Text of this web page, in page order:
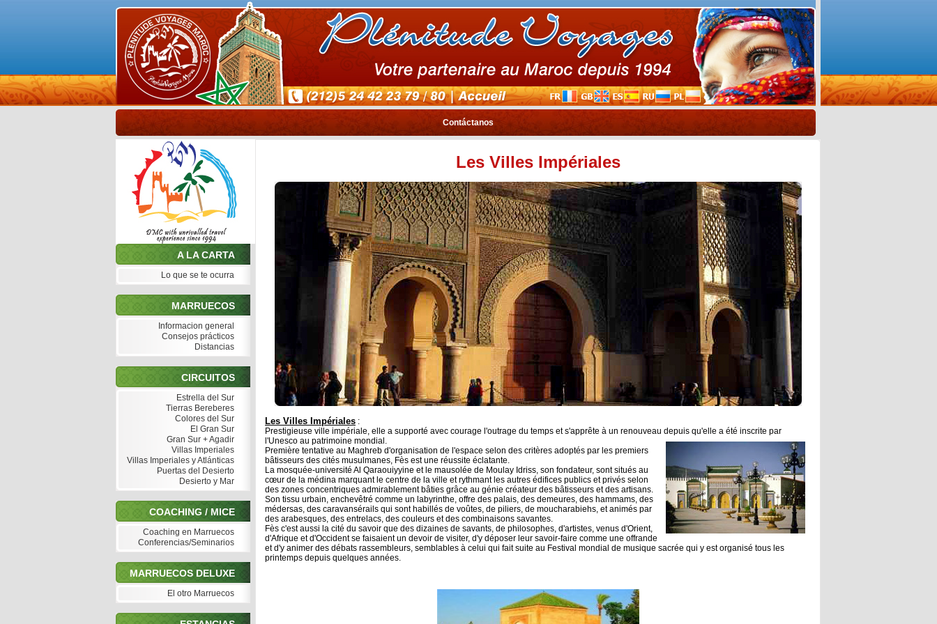
Contáctanos
A LA CARTA
Lo que se te ocurra
MARRUECOS
Informacion general
Consejos prácticos
Distancias
CIRCUITOS
Estrella del Sur
Tierras Bereberes
Colores del Sur
El Gran Sur
Gran Sur + Agadir
Villas Imperiales
Villas Imperiales y Atlánticas
Puertas del Desierto
Desierto y Mar
COACHING / MICE
Coaching en Marruecos
Conferencias/Seminarios
MARRUECOS DELUXE
El otro Marruecos
Les Villes Impériales
Les Villes Impériales :
Prestigieuse ville impériale, elle a supporté avec courage l'outrage du temps et s'apprête à un renouveau depuis qu'elle a été inscrite par
l'Unesco au patrimoine mondial.
Première tentative au Maghreb d'organisation de l'espace selon des critères adoptés par les premiers
bâtisseurs des cités musulmanes, Fès est une réussite éclatante.
La mosquée-université Al Qaraouiyyine et le mausolée de Moulay Idriss, son fondateur, sont situés au
cœur de la médina marquant le centre de la ville et rythmant les autres édifices publics et privés selon
des zones concentriques admirablement bâties grâce au génie créateur des bâtisseurs et des artisans.
Son tissu urbain, enchevêtré comme un labyrinthe, offre des palais, des demeures, des hammams, des
médersas, des caravansérails qui sont habillés de voûtes, de piliers, de moucharabiehs, et animés par
des arabesques, des entrelacs, des couleurs et des combinaisons savantes.
Fès c'est aussi la cité du savoir que des dizaines de savants, de philosophes, d'artistes, venus d'Orient,
d'Afrique et d'Occident se faisaient un devoir de visiter, d'y déposer leur savoir-faire comme une offrande
et d'y animer des débats rassembleurs, semblables à celui qui fait suite au Festival mondial de musique sacrée qui y est organisé tous les
printemps depuis quelques années.